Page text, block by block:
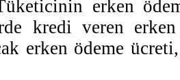
erken
kredi veren
erken ödeme